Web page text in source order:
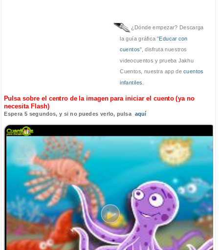
¿Dónde empezar? Descarga
la guía gráfica "Educar con
cuentos", disfruta nuestros
videocuentos y prueba Jakhu
Cuentos, nuestra app decuentos
infantiles.
Pulsa sobre el centro de la imagen para iniciar el cuento (ya no
necesita Flash)
Espera 5 segundos, y si no puedes verlo, pulsa aquí